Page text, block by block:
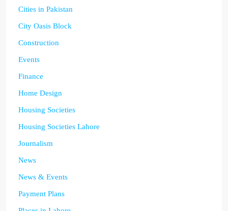
Cities in Pakistan
City Oasis Block
Construction
Events
Finance
Home Design
Housing Societies
Housing Societies Lahore
Journalism
News
News & Events
Payment Plans